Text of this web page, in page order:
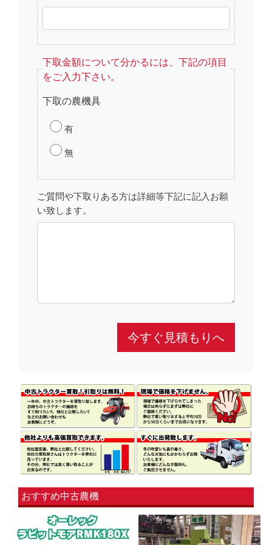
下取金額について分かるには、下記の項目
をご入力下さい。
下取の農機具
有
無
ご質問や下取りある方は詳細等下記に記入お願
い致します。
今すぐ見積もりへ
おすすめ中古農機